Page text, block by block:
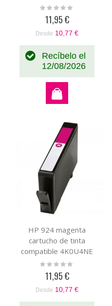
Rating:
11,95 €
Desde 10,77 €
Recíbelo el
12/08/2026
HP 924 magenta
cartucho de tinta
compatible 4K0U4NE
Rating:
11,95 €
Desde 10,77 €